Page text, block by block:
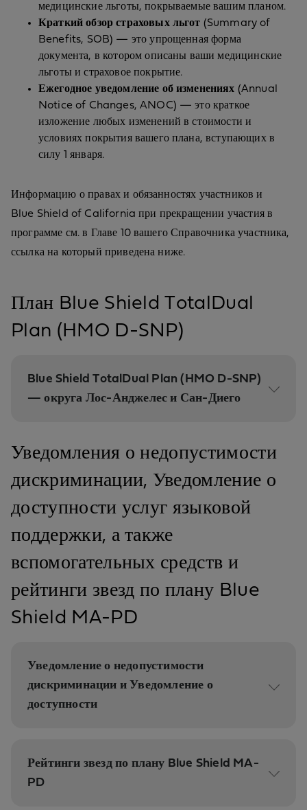
медицинские льготы, покрываемые вашим планом.
Краткий обзор страховых льгот (Summary of
Benefits, SOB) — это упрощенная форма
документа, в котором описаны ваши медицинские
льготы и страховое покрытие.
Ежегодное уведомление об изменениях (Annual
Notice of Changes, ANOC) — это краткое
изложение любых изменений в стоимости и
условиях покрытия вашего плана, вступающих в
силу 1 января.
Информацию о правах и обязанностях участников и
Blue Shield of California при прекращении участия в
программе см. в Главе 10 вашего Справочника участника,
ссылка на который приведена ниже.
План Blue Shield TotalDual
Plan (HMO D-SNP)
Blue Shield TotalDual Plan (HMO D-SNP)
— округа Лос-Анджелес и Сан-Диего
Уведомления о недопустимости
дискриминации, Уведомление о
доступности услуг языковой
поддержки, а также
вспомогательных средств и
рейтинги звезд по плану Blue
Shield MA-PD
Уведомление о недопустимости
дискриминации и Уведомление о
доступности
Рейтинги звезд по плану Blue Shield MA-
PD